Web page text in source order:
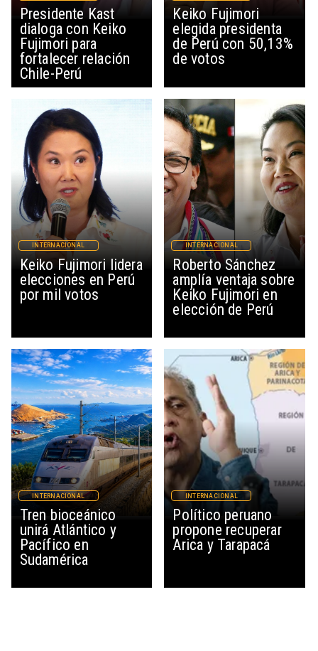
Presidente Kast
dialoga con Keiko
Fujimori para
fortalecer relación
Chile-Perú
Keiko Fujimori
elegida presidenta
de Perú con 50,13%
de votos
Keiko Fujimori lidera
elecciones en Perú
por mil votos
INTERNACIONAL
Roberto Sánchez
amplía ventaja sobre
Keiko Fujimori en
elección de Perú
INTERNACIONAL
Tren bioceánico
unirá Atlántico y
Pacífico en
Sudamérica
INTERNACIONAL
Político peruano
propone recuperar
Arica y Tarapacá
INTERNACIONAL